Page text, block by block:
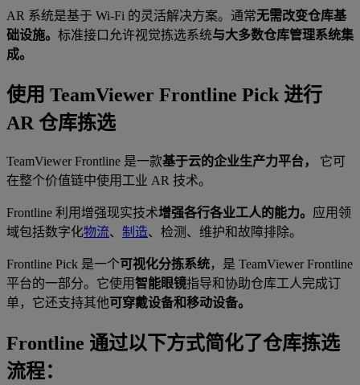
AR 系统是基于 Wi-Fi 的灵活解决方案。通常无需改变仓库基
础设施。 标准接口允许视觉拣选系统与大多数仓库管理系统集
成。
使用 TeamViewer Frontline Pick 进行
AR 仓库拣选
TeamViewer Frontline 是一款基于云的企业生产力平台，
它可
在整个价值链中使用工业 AR 技术。
Frontline 利用增强现实技术增强各行各业工人的能力。 应用领
域包括数字化物流、 制造、检测、维护和故障排除。
Frontline Pick 是一个可视化分拣系统，是 TeamViewer Frontline
平台的一部分。它使用智能眼镜指导和协助仓库工人完成订
单，它还支持其他可穿戴设备和移动设备。
Frontline 通过以下方式简化了仓库拣选
流程：